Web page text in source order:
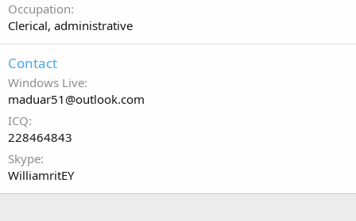
Occupation
Clerical, administrative
Contact
Windows Live
maduar51@outlook.com
ICQ
228464843
Skype
WilliamritEY